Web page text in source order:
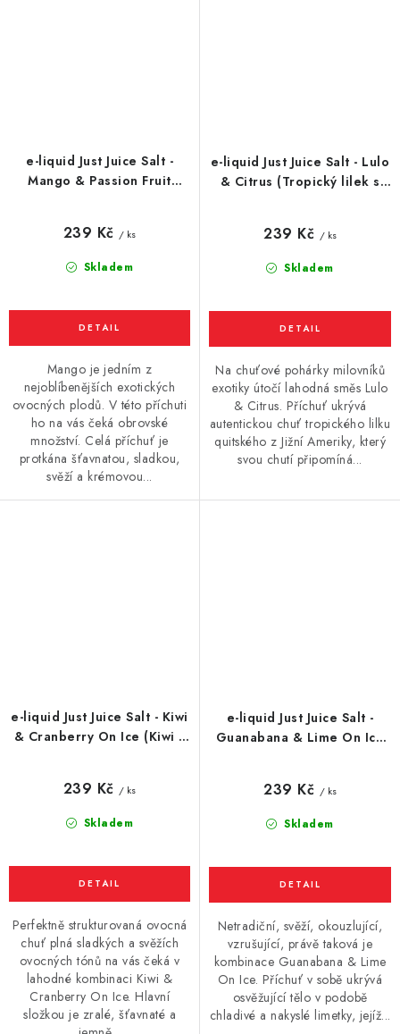
e-liquid Just Juice Salt -
Mango & Passion Fruit
Skladem
239 Kč / ks
Mango je jedním z
nejoblíbenějších exotických
ovocných plodů. V této příchuti
ho na vás čeká obrovské
množství. Celá příchuť je
protkána šťavnatou, sladkou,
svěží a krémovou...
e-liquid Just Juice Salt - Lulo
& Citrus (Tropický lilek s
Skladem
239 Kč / ks
Na chuťové pohárky milovníků
exotiky útočí lahodná směs Lulo
& Citrus. Příchuť ukrývá
autentickou chuť tropického lilku
quitského z Jižní Ameriky, který
svou chutí připomíná...
e-liquid Just Juice Salt - Kiwi
& Cranberry On Ice (Kiwi s
Skladem
239 Kč / ks
Perfektně strukturovaná ovocná
chuť plná sladkých a svěžích
ovocných tónů na vás čeká v
lahodné kombinaci Kiwi &
Cranberry On Ice. Hlavní
složkou je zralé, šťavnaté a
e-liquid Just Juice Salt -
Guanabana & Lime On Ice
Skladem
239 Kč / ks
Netradiční, svěží, okouzlující,
vzrušující, právě taková je
kombinace Guanabana & Lime
On Ice. Příchuť v sobě ukrývá
osvěžující tělo v podobě
chladivé a nakyslé limetky, jejíž...